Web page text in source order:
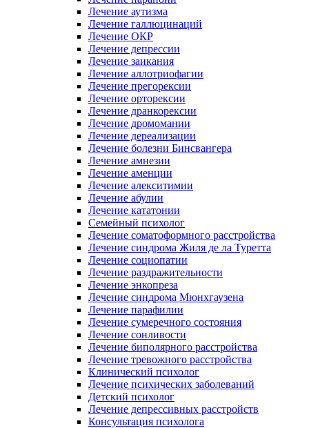
Лечение аутизма
Лечение галлюцинаций
Лечение ОКР
Лечение депрессии
Лечение заикания
Лечение аллотриофагии
Лечение прегорексии
Лечение орторексии
Лечение дранкорексии
Лечение дромомании
Лечение дереализации
Лечение болезни Бинсвангера
Лечение амнезии
Лечение аменции
Лечение алекситимии
Лечение абулии
Лечение кататонии
Семейный психолог
Лечение соматоформного расстройства
Лечение синдрома Жиля де ла Туретта
Лечение социопатии
Лечение раздражительности
Лечение энкопреза
Лечение синдрома Мюнхгаузена
Лечение парафилии
Лечение сумеречного состояния
Лечение сонливости
Лечение биполярного расстройства
Лечение тревожного расстройства
Клинический психолог
Лечение психических заболеваний
Детский психолог
Лечение депрессивных расстройств
Консультация психолога